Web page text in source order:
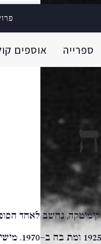
ספרייה אוספים
נחשב לאחד
החשובים במאה ה-20.